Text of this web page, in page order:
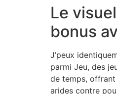
Le
bonus
J’peux
parmi Jeu, des
de temps,
arides contre